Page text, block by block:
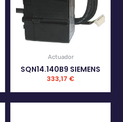
Actuador
SQN14.140B9 SIEMENS
333,17 €